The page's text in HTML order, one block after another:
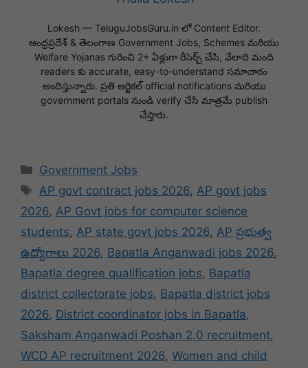
Lokesh — TeluguJobsGuru.in లో Content Editor.
ఆంధ్రప్రదేశ్ & తెలంగాణ Government Jobs, Schemes మరియు
Welfare Yojanas గురించి 2+ ఏళ్లుగా రీసెర్చ్ చేసి, వేలాది మంది
readers కు accurate, easy-to-understand సమాచారం
అందిస్తున్నారు. ప్రతి ఆర్టికల్ official notifications మరియు
government portals నుండి verify చేసి మాత్రమే publish
చేస్తారు.
Categories
Government Jobs
Tags
AP govt contract jobs 2026, AP govt jobs
2026, AP Govt jobs for computer science
students, AP state govt jobs 2026, AP ప్రభుత్వ
ఉద్యోగాలు 2026, Bapatla Anganwadi jobs 2026,
Bapatla degree qualification jobs, Bapatla
district collectorate jobs, Bapatla district jobs
2026, District coordinator jobs in Bapatla,
Saksham Anganwadi Poshan 2.0 recruitment,
WCD AP recruitment 2026, Women and child